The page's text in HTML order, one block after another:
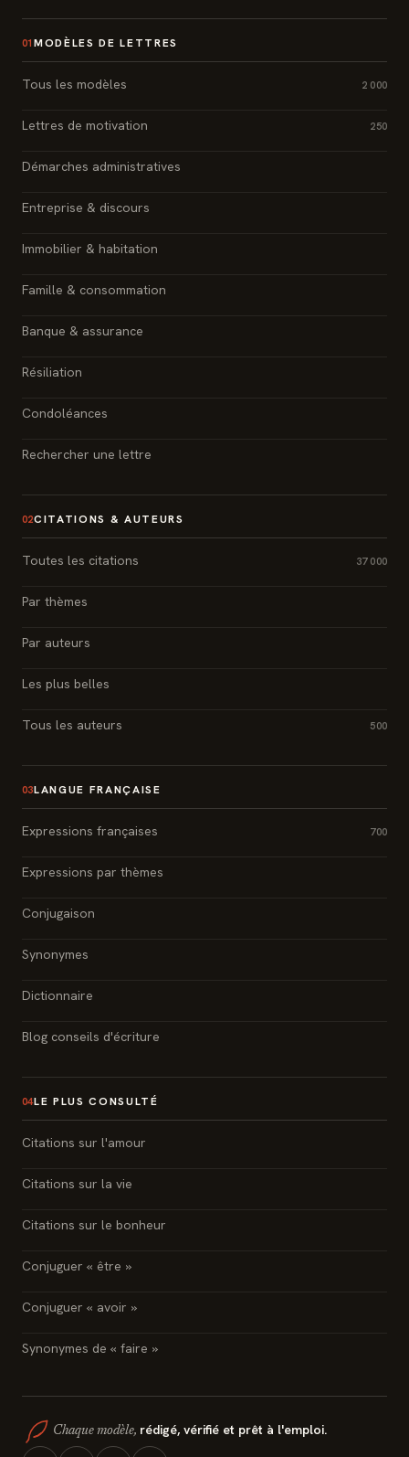
01 MODÈLES DE LETTRES
Tous les modèles 2 000
Lettres de motivation 250
Démarches administratives
Entreprise & discours
Immobilier & habitation
Famille & consommation
Banque & assurance
Résiliation
Condoléances
Rechercher une lettre
02CITATIONS & AUTEURS
Toutes les citations 37 000
Par thèmes
Par auteurs
Les plus belles
Tous les auteurs 500
03LANGUE FRANÇAISE
Expressions françaises 700
Expressions par thèmes
Conjugaison
Synonymes
Dictionnaire
Blog conseils d'écriture
04LE PLUS CONSULTÉ
Citations sur l'amour
Citations sur la vie
Citations sur le bonheur
Conjuguer « être »
Conjuguer « avoir »
Synonymes de « faire »
Chaque modèle, rédigé, vérifié et prêt à l'emploi.